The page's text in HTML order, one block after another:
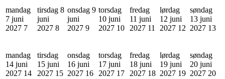
mandag
7 juni
2027 7
tirsdag 8
juni
2027 8
onsdag 9
juni
2027 9
torsdag
10 juni
2027 10
fredag
11 juni
2027 11
lørdag
12 juni
2027 12
søndag
13 juni
2027 13
mandag
14 juni
2027 14
tirsdag
15 juni
2027 15
onsdag
16 juni
2027 16
torsdag
17 juni
2027 17
fredag
18 juni
2027 18
lørdag
19 juni
2027 19
søndag
20 juni
2027 20